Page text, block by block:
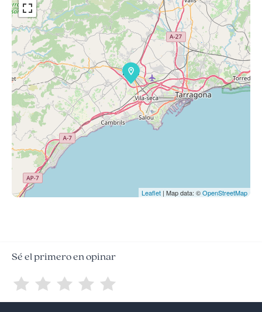
Leaflet | Map data: ©OpenStreetMap
Sé el primero en opinar